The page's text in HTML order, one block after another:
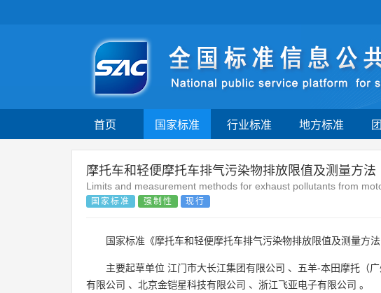
首页 国家标准 行业标准 地方标准
摩托车和轻便摩托车排气污染物排放限值及测量方法
Limits and measurement methods for exhaust pollutants from
国家标准 强制性 现行
国家标准《摩托车和轻便摩托车排气污染物排放限值及测量方
主要起草单位 江门市大长江集团有限公司 、 五羊-本田摩托（
有限公司 、 北京金铠星科技有限公司 、 浙江飞亚电子有限公司 。